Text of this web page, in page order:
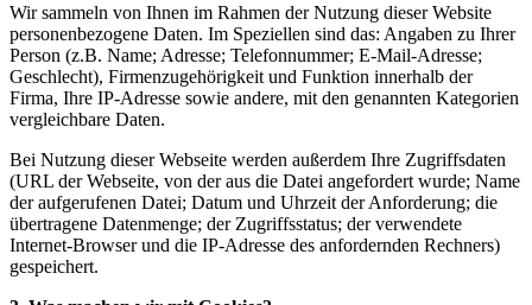
Wir sammeln von Ihnen im Rahmen der Nutzung dieser Website
personenbezogene Daten. Im Speziellen sind das: Angaben zu Ihrer
Person (z.B. Name; Adresse; Telefonnummer; E-Mail-Adresse;
Geschlecht), Firmenzugehörigkeit und Funktion innerhalb der
Firma, Ihre IP-Adresse sowie andere, mit den genannten Kategorien
vergleichbare Daten.
Bei Nutzung dieser Webseite werden außerdem Ihre Zugriffsdaten
(URL der Webseite, von der aus die Datei angefordert wurde; Name
der aufgerufenen Datei; Datum und Uhrzeit der Anforderung; die
übertragene Datenmenge; der Zugriffsstatus; der verwendete
Internet-Browser und die IP-Adresse des anfordernden Rechners)
gespeichert.